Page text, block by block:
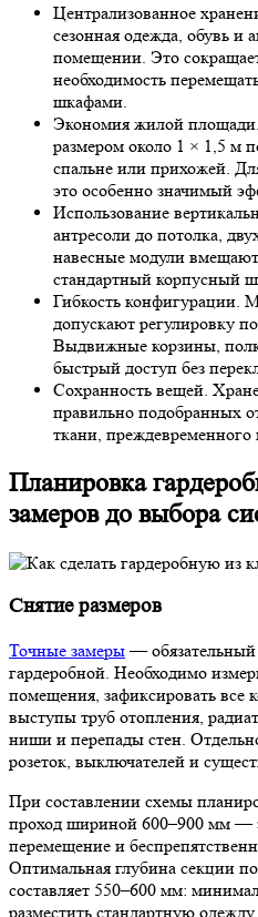
Централизованное
сезонная одежда, обувь и
помещении. Это
необходимость
шкафами.
Экономия жилой площади.
размером около 1 × 1,5 м
спальне или прихожей.
это особенно значимый
Использование
антресоли до потолка,
навесные модули
стандартный корпусный
Гибкость конфигурации.
допускают регулировку
Выдвижные корзины,
быстрый доступ без
Сохранность вещей.
правильно подобранных
ткани,
Планировка
замеров до выбора
Снятие размеров
Точные замеры— обязательный
гардеробной. Необходимо
помещения, зафиксировать все
выступы труб отопления,
ниши и перепады стен.
розеток, выключателей и
При составлении схемы
проход шириной 600–900 мм —
перемещение и
Оптимальная глубина секции
составляет 550–600 мм:
разместить стандартную